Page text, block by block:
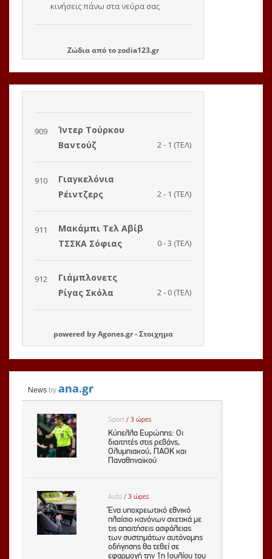
Ζώδιααπό τοzodia123.gr
powered byAgones.gr-Στοιχημα